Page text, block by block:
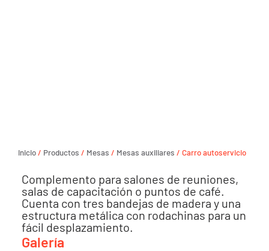
Inicio/ Productos / Mesas / Mesas auxiliares / Carro autoservicio
Complemento para salones de reuniones,
salas de capacitación o puntos de café.
Cuenta con tres bandejas de madera y una
estructura metálica con rodachinas para un
fácil desplazamiento.
Galería